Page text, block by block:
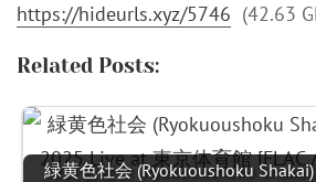
https://hideurls.xyz/5746 (42.63
Related Posts:
緑黄色社会 (Ryokuoushoku